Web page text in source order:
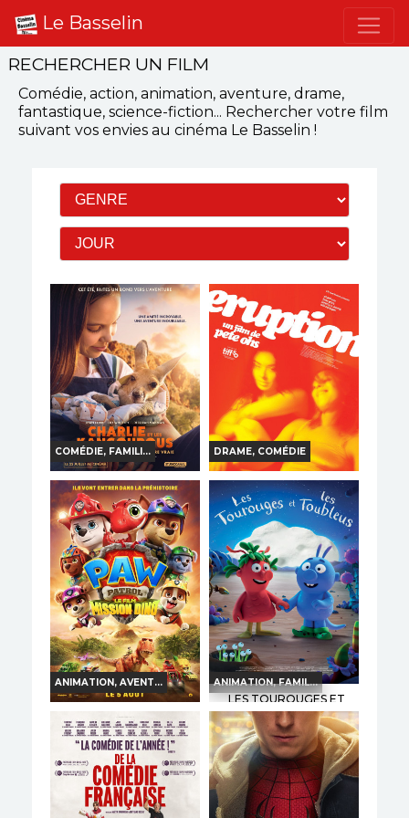
Le Basselin
RECHERCHER UN FILM
Comédie, action, animation, aventure, drame,
fantastique, science-fiction... Rechercher votre film
suivant vos envies au cinéma Le Basselin !
COMÉDIE, FAMILI...
CHARLIE ET LES
KANGOUROUS
Horaires et Infos
Bande-annonce
Réservation
TOUT PUBLIC VF
DRAME, COMÉDIE
ERUPTION
Horaires et Infos
Bande-annonce
Réservation
TOUT PUBLIC VO
ANIMATION, AVENT...
LA PAT' PATROUILLE :
LE FILM MISSION DINO
Horaires et Infos
Bande-annonce
ANIMATION, FAMIL...
LES TOUROUGES ET
LES TOUBLEUS
Horaires et Infos
Bande-annonce